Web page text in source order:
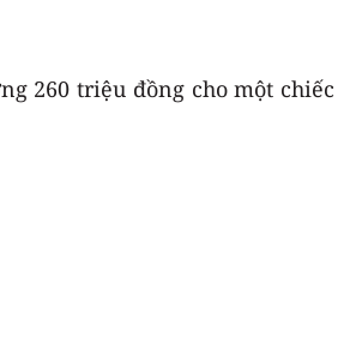
260 triệu đồng cho một chiếc